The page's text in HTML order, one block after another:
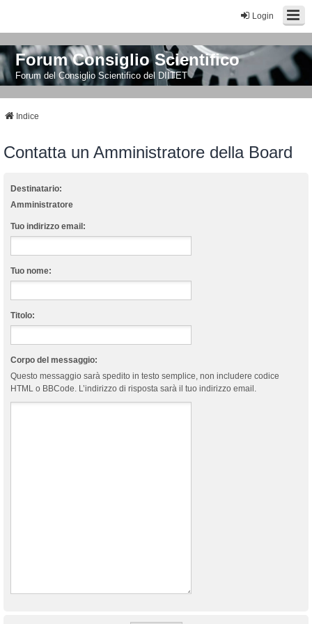
Login
Forum Consiglio Scientifico
Forum del Consiglio Scientifico del DIITET
Indice
Contatta un Amministratore della Board
Destinatario:
Amministratore
Tuo indirizzo email:
Tuo nome:
Titolo:
Corpo del messaggio:
Questo messaggio sarà spedito in testo semplice, non includere codice
HTML o BBCode. L’indirizzo di risposta sarà il tuo indirizzo email.